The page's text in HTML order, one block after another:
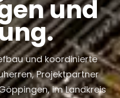
und
und koordinierte
Projektpartner
im Landkreis